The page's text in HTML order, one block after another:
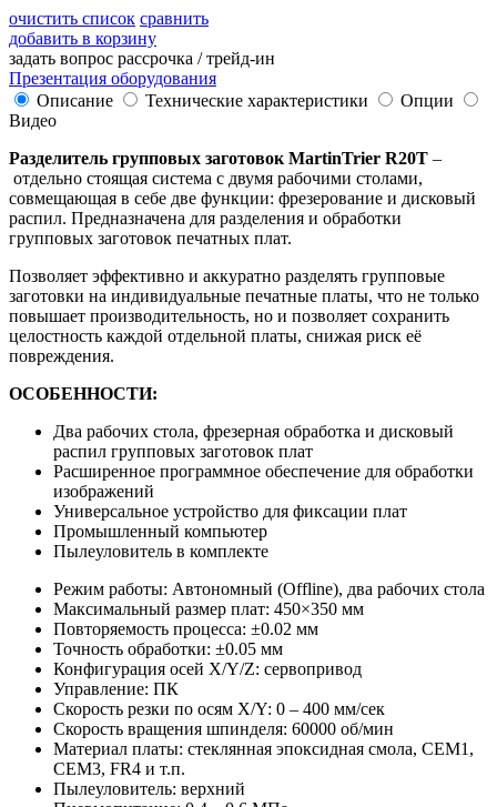
очистить список сравнить
добавить в корзину
задать вопрос рассрочка / трейд-ин
Презентация оборудования
Описание
Технические характеристики
Опции
Видео
Разделитель групповых заготовок MartinTrier R20T –
отдельно стоящая система с двумя рабочими столами,
совмещающая в себе две функции: фрезерование и дисковый
распил. Предназначена для разделения и обработки
групповых заготовок печатных плат.
Позволяет эффективно и аккуратно разделять групповые
заготовки на индивидуальные печатные платы, что не только
повышает производительность, но и позволяет сохранить
целостность каждой отдельной платы, снижая риск её
повреждения.
ОСОБЕННОСТИ:
Два рабочих стола, фрезерная обработка и дисковый
распил групповых заготовок плат
Расширенное программное обеспечение для обработки
изображений
Универсальное устройство для фиксации плат
Промышленный компьютер
Пылеуловитель в комплекте
Режим работы: Автономный (Offline), два рабочих стола
Максимальный размер плат: 450×350 мм
Повторяемость процесса: ±0.02 мм
Точность обработки: ±0.05 мм
Конфигурация осей X/Y/Z: сервопривод
Управление: ПК
Скорость резки по осям X/Y: 0 – 400 мм/сек
Скорость вращения шпинделя: 60000 об/мин
Материал платы: стеклянная эпоксидная смола, CEM1,
CEM3, FR4 и т.п.
Пылеуловитель: верхний